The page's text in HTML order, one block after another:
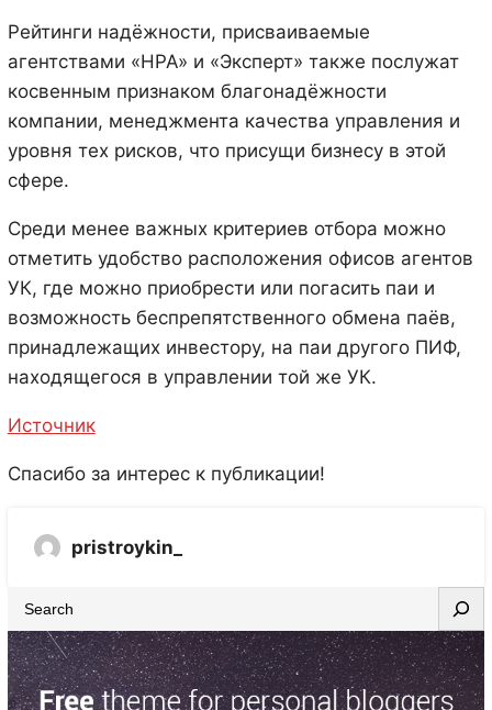
Рейтинги надёжности, присваиваемые
агентствами «НРА» и «Эксперт» также послужат
косвенным признаком благонадёжности
компании, менеджмента качества управления и
уровня тех рисков, что присущи бизнесу в этой
сфере.
Среди менее важных критериев отбора можно
отметить удобство расположения офисов агентов
УК, где можно приобрести или погасить паи и
возможность беспрепятственного обмена паёв,
принадлежащих инвестору, на паи другого ПИФ,
находящегося в управлении той же УК.
Источник
Спасибо за интерес к публикации!
pristroykin_
e
a
r